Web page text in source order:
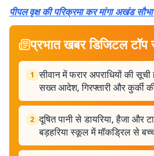
पीपल वृक्ष की परिक्रमा कर मांगा अखंड
प्रभात खबर डिजिटल टॉप
1 सीवान में फरार अपराधियों की
सख्त आदेश, गिरफ्तारी और कुर्की की
2 दूषित पानी से डायरिया, हैजा और
बड़हरिया स्कूल में मॉकड्रिल से